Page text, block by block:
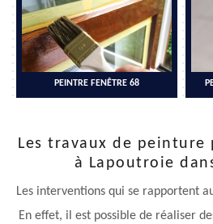
PEINTRE FENÊTRE 68
Les travaux de peinture
à Lapoutroie
Les interventions qui se rapportent
En effet, il est possible de réaliser